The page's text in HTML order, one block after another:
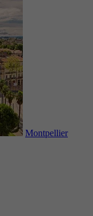
Montpellier